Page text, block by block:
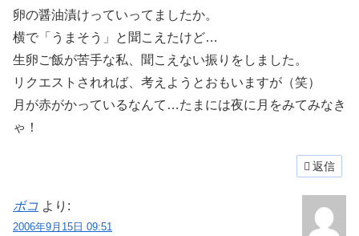
卵の醤油漬けっていってましたか。
横で「うまそう」と聞こえたけど…
生卵ご飯が苦手な私、聞こえない振りをしました。
リクエストされれば、考えようとおもいますが（笑）
月が赤がかっているなんて…たまには夜に月をみてみなき
ゃ！
返信
ボコ より:
2006年9月15日 09:51